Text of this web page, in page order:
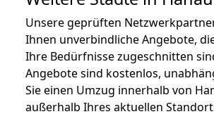
Unsere geprüften
Ihnen unverbindliche Angebote,
Ihre Bedürfnisse zugeschnitten
Angebote sind kostenlos,
Sie einen Umzug innerhalb von
außerhalb Ihres aktuellen